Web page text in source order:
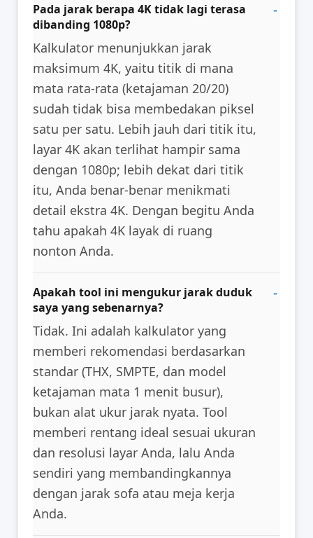
Pada jarak berapa 4K tidak lagi terasa
dibanding 1080p?
Kalkulator menunjukkan jarak
maksimum 4K, yaitu titik di mana
mata rata-rata (ketajaman 20/20)
sudah tidak bisa membedakan piksel
satu per satu. Lebih jauh dari titik itu,
layar 4K akan terlihat hampir sama
dengan 1080p; lebih dekat dari titik
itu, Anda benar-benar menikmati
detail ekstra 4K. Dengan begitu Anda
tahu apakah 4K layak di ruang
nonton Anda.
Apakah tool ini mengukur jarak duduk
saya yang sebenarnya?
Tidak. Ini adalah kalkulator yang
memberi rekomendasi berdasarkan
standar (THX, SMPTE, dan model
ketajaman mata 1 menit busur),
bukan alat ukur jarak nyata. Tool
memberi rentang ideal sesuai ukuran
dan resolusi layar Anda, lalu Anda
sendiri yang membandingkannya
dengan jarak sofa atau meja kerja
Anda.